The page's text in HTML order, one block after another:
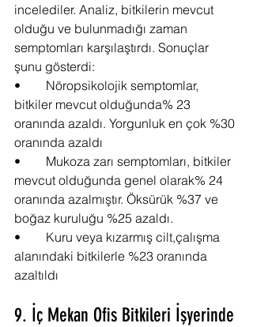
incelediler. Analiz, bitkilerin mevcut
olduğu ve bulunmadığı zaman
semptomları karşılaştırdı. Sonuçlar
şunu gösterdi:
•	Nöropsikolojik semptomlar,
bitkiler mevcut olduğunda% 23
oranında azaldı. Yorgunluk en çok %30
oranında azaldı
•	Mukoza zarı semptomları, bitkiler
mevcut olduğunda genel olarak% 24
oranında azalmıştır. Öksürük %37 ve
boğaz kuruluğu %25 azaldı.
•	Kuru veya kızarmış cilt,çalışma
alanındaki bitkilerle %23 oranında
azaltıldı
9. İç Mekan Ofis Bitkileri İşyerinde